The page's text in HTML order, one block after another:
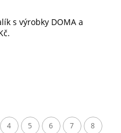
s výrobky DOMA a
4 5 6 7 8